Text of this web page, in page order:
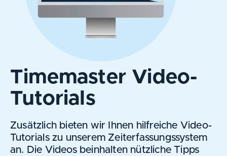
Timemaster Video-
Tutorials
Zusätzlich bieten wir Ihnen hilfreiche Video-
Tutorials zu unserem Zeiterfassungssystem
an. Die Videos beinhalten nützliche Tipps